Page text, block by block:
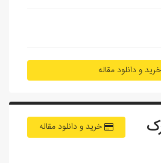
خرید و دانلود مقاله
خرید و دانلود مقاله